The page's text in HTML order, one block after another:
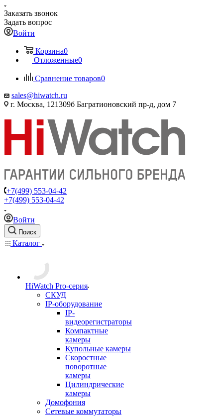
Заказать звонок
Задать вопрос
Войти
Корзина0
Отложенные0
Сравнение товаров0
sales@hiwatch.ru
г. Москва, 121309б Багратионовский пр-д, дом 7
+7(499) 553-04-42
+7(499) 553-04-42
Войти
Поиск
Каталог
HiWatch Pro-серия
CКУД
IP-оборудование
IP-
видеорегистраторы
Компактные
камеры
Купольные камеры
Скоростные
поворотные
камеры
Цилиндрические
камеры
Домофония
Сетевые коммутаторы